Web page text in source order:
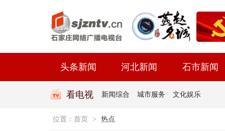
头条新闻 河北新闻 石市新闻
看电视 新闻综合 城市服务 文化娱乐
位置： 首页 > 热点